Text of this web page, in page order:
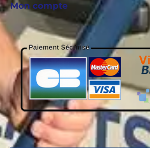
Mon compte